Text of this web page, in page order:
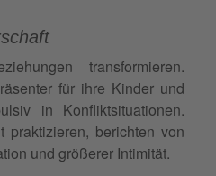
transformieren.
für ihre Kinder und
in Konfliktsituationen.
praktizieren, berichten von
und größerer Intimität.